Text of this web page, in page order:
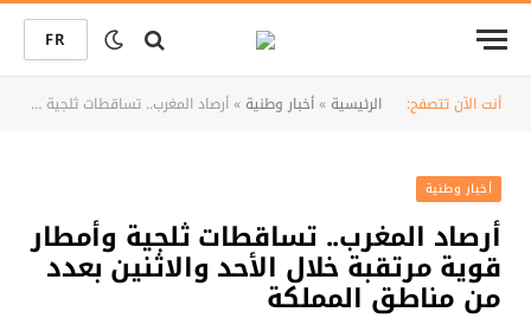
FR
أنت الآن تتصفح: الرئيسية»أخبار وطنية»أرصاد المغرب.. تساقطات ثلجية وأمطار قوية مرتقبة خلال الأحد والاثنين بعدد من مناطق المملكة
أخبار وطنية
أرصاد المغرب.. تساقطات ثلجية وأمطار
قوية مرتقبة خلال الأحد والاثنين بعدد
من مناطق المملكة